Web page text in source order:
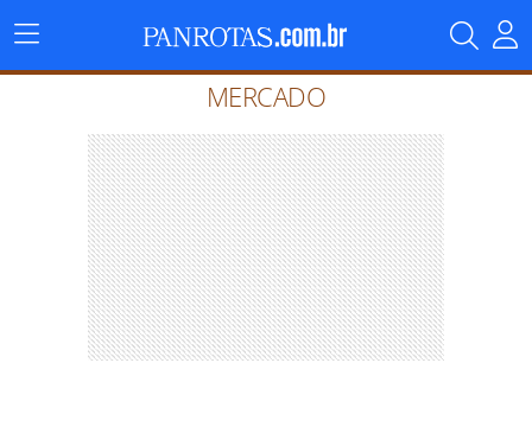
Menu
Principal
MERCADO